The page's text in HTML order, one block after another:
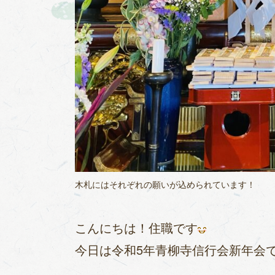
木札にはそれぞれの願いが込められています！
こんにちは！住職です
今日は令和5年青柳寺信行会新年会